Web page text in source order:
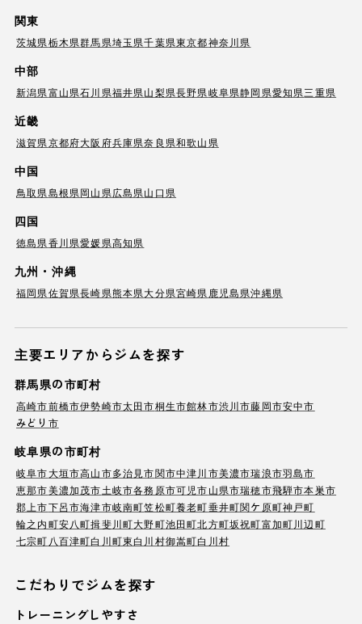
関東
茨城県栃木県群馬県埼玉県千葉県東京都神奈川県
中部
新潟県富山県石川県福井県山梨県長野県岐阜県静岡県愛知県三重県
近畿
滋賀県京都府大阪府兵庫県奈良県和歌山県
中国
鳥取県島根県岡山県広島県山口県
四国
徳島県香川県愛媛県高知県
九州・沖縄
福岡県佐賀県長崎県熊本県大分県宮崎県鹿児島県沖縄県
主要エリアからジムを探す
群馬県の市町村
高崎市前橋市伊勢崎市太田市桐生市館林市渋川市藤岡市安中市
みどり市
岐阜県の市町村
岐阜市大垣市高山市多治見市関市中津川市美濃市瑞浪市羽島市
恵那市美濃加茂市土岐市各務原市可児市山県市瑞穂市飛騨市本巣市
郡上市下呂市海津市岐南町笠松町養老町垂井町関ケ原町神戸町
輪之内町安八町揖斐川町大野町池田町北方町坂祝町富加町川辺町
七宗町八百津町白川町東白川村御嵩町白川村
こだわりでジムを探す
トレーニングしやすさ